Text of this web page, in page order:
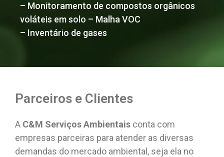
– Monitoramento de compostos orgânicos
voláteis em solo – Malha VOC
– Inventário de gases
Parceiros e Clientes
A C&M Serviços Ambientais conta com
empresas parceiras para atender as diversas
demandas do mercado ambiental, seja ela no